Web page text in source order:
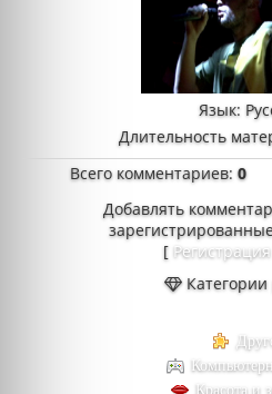
Язык:
Длительность
Всего комментариев:0
Добавлять
[ Регистрация
Категории
Красота и